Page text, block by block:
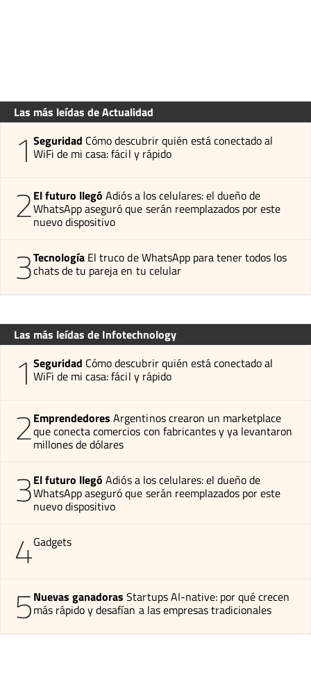
Las más leídas de Actualidad
1 Seguridad Cómo descubrir quién está conectado al
WiFi de mi casa: fácil y rápido
2El futuro llegó Adiós a los celulares: el dueño de
WhatsApp aseguró que serán reemplazados por este
nuevo dispositivo
3Tecnología El truco de WhatsApp para tener todos los
chats de tu pareja en tu celular
Las más leídas de Infotechnology
1 Seguridad Cómo descubrir quién está conectado al
WiFi de mi casa: fácil y rápido
2Emprendedores Argentinos crearon un marketplace
que conecta comercios con fabricantes y ya levantaron
millones de dólares
3El futuro llegó Adiós a los celulares: el dueño de
WhatsApp aseguró que serán reemplazados por este
nuevo dispositivo
4Gadgets
5Nuevas ganadoras Startups AI-native: por qué crecen
más rápido y desafían a las empresas tradicionales